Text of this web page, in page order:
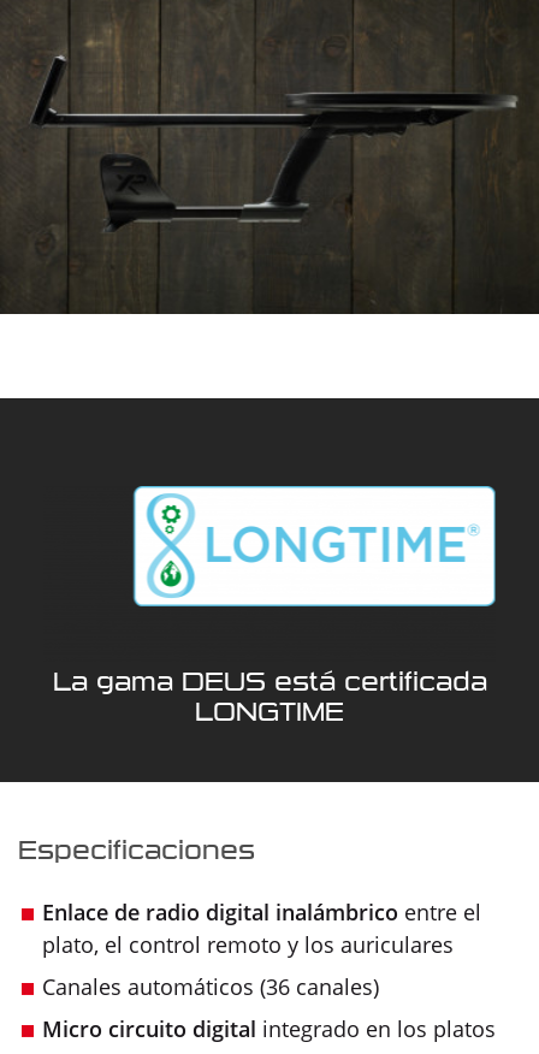
La gama DEUS está certificada
LONGTIME
Especificaciones
Enlace de radio digital inalámbrico entre el
plato, el control remoto y los auriculares
Canales automáticos (36 canales)
Micro circuito digital integrado en los platos